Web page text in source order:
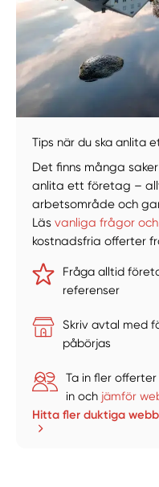
Tips när du ska anlita
Det finns många
anlita ett företag –
arbetsområde och
Läsvanliga frågor
kostnadsfria offerter
Fråga alltid
referenser
Skriv avtal med
påbörjas
Ta in fler
in och jämför
Hitta fler duktiga